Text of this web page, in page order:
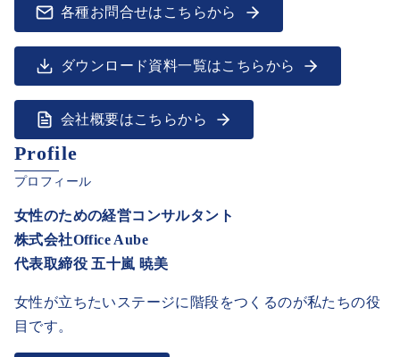
各種お問合せはこちらから
ダウンロード資料一覧はこちらから
会社概要はこちらから
Profile
女性のための経営コンサルタント
株式会社Office Aube
代表取締役 五十嵐 暁美
女性が立ちたいステージに階段をつくるのが私たちの役
目です。